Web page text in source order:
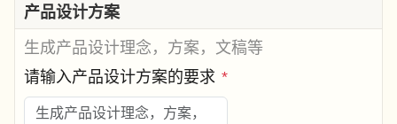
产品设计方案
生成产品设计理念，方案，文稿等
请输入产品设计方案的要求 *